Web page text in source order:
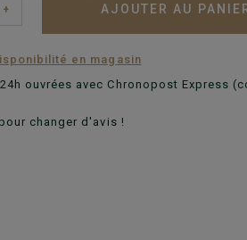
+ AJOUTER AU
en magasin
ouvrées avec Chronopost Express
changer d'avis !